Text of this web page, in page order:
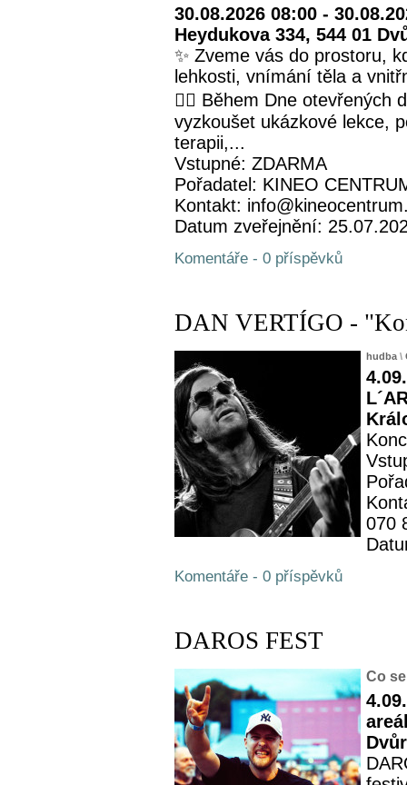
30.08.2026 08:00 -
Heydukova 334, 544 01
✨ Zveme vás do prostoru,
lehkosti, vnímání těla a
🧘‍♀️ Během Dne otevřených
vyzkoušet ukázkové lekce,
terapii,...
Vstupné: ZDARMA
Pořadatel: KINEO
Kontakt:
Datum zveřejnění:
Komentáře - 0 příspěvků
DAN VERTÍGO -
hudba \
070
Komentáře - 0 příspěvků
DAROS FEST
Co